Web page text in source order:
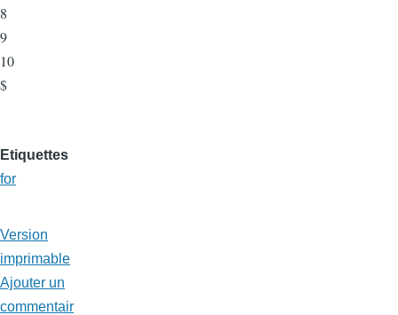
8
9
10
$
Etiquettes
for
Version
imprimable
Ajouter un
commentair